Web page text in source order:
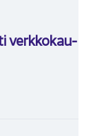
verk­ko­kau­